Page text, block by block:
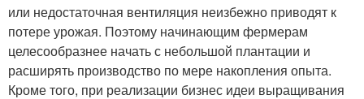
или недостаточная вентиляция неизбежно приводят к
потере урожая. Поэтому начинающим фермерам
целесообразнее начать с небольшой плантации и
расширять производство по мере накопления опыта.
Кроме того, при реализации бизнес идеи выращивания